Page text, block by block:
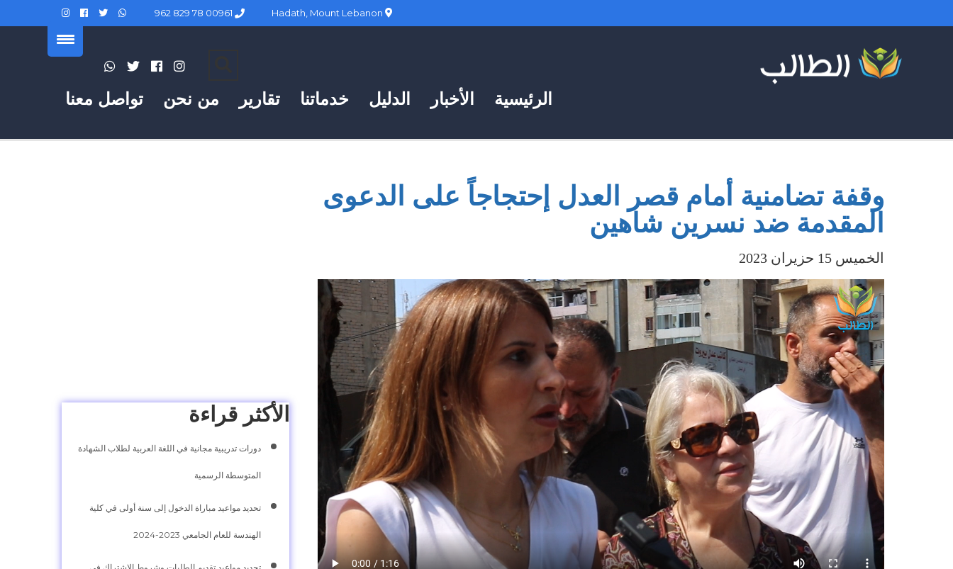
تواصل معنا من نحن تقارير خدماتنا الدليل الأخبار الرئيسية
وقفة تضامنية أمام قصر العدل إحتجاجاً على الدعوى
المقدمة ضد نسرين شاهين
الخميس 15 حزيران 2023
الأكثر قراءة
دورات تدريبية مجانية في اللغة العربية لطلاب الشهادة
المتوسطة الرسمية
تحديد مواعيد مباراة الدخول إلى سنة أولى في كلية
الهندسة للعام الجامعي 2023-2024